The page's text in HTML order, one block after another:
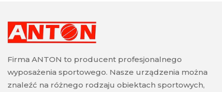
Firma ANTON to producent profesjonalnego
wyposażenia sportowego. Nasze urządzenia można
znaleźć na różnego rodzaju obiektach sportowych,